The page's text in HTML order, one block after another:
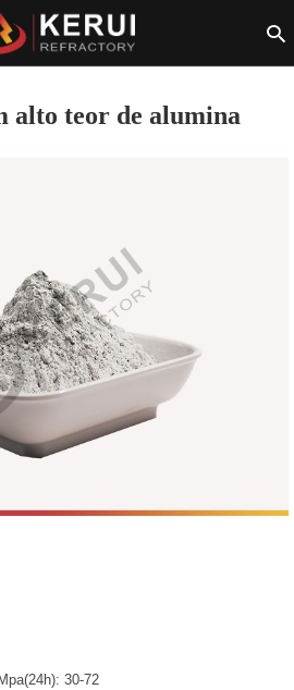
alto teor de alumina
30-72